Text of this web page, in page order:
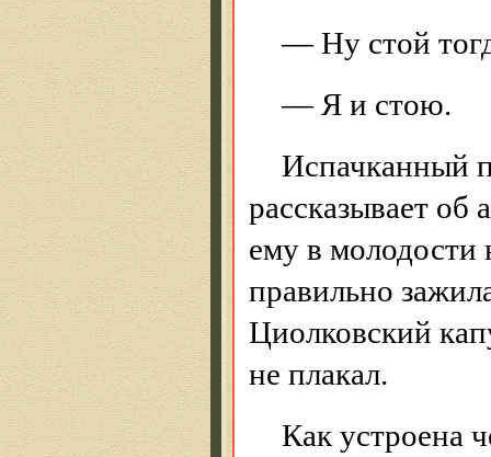
— Ну стой
— Я и стою.
Испачканный
рассказывает об
ему в молодости
правильно
Циолковский
не плакал.
Как устроена